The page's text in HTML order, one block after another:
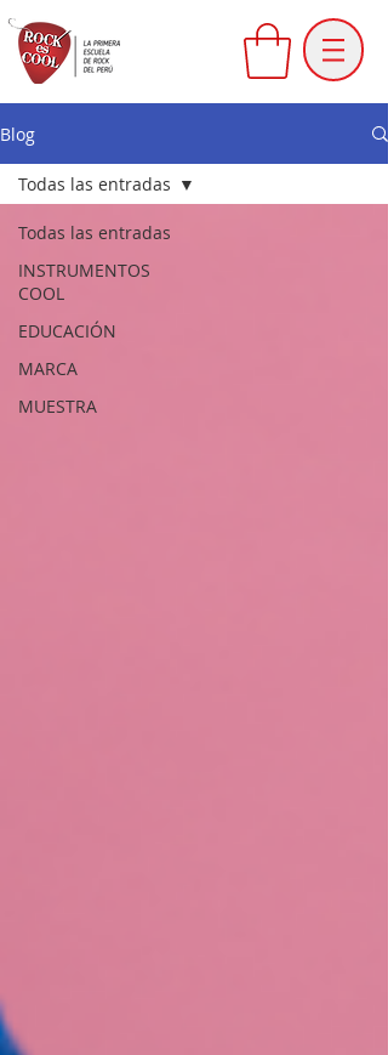
Blog
Todas las entradas
INSTRUMENTOS
COOL
EDUCACIÓN
MARCA
MUESTRA
Todas las entradas